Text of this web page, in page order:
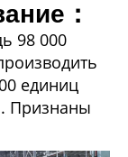
：
98 000
единиц
Признаны